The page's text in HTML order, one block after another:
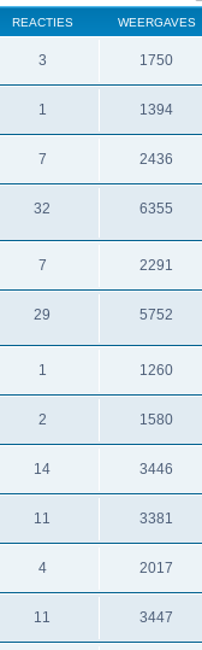
REACTIES WEERGAVES
3 1750
1 1394
7 2436
32 6355
7 2291
29 5752
1 1260
2 1580
14 3446
11 3381
4 2017
11 3447